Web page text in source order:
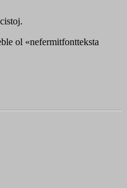
ol «nefermitfontteksta